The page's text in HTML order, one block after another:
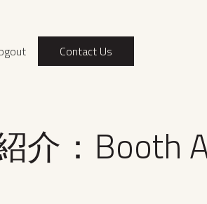
Contact Us
介：Booth